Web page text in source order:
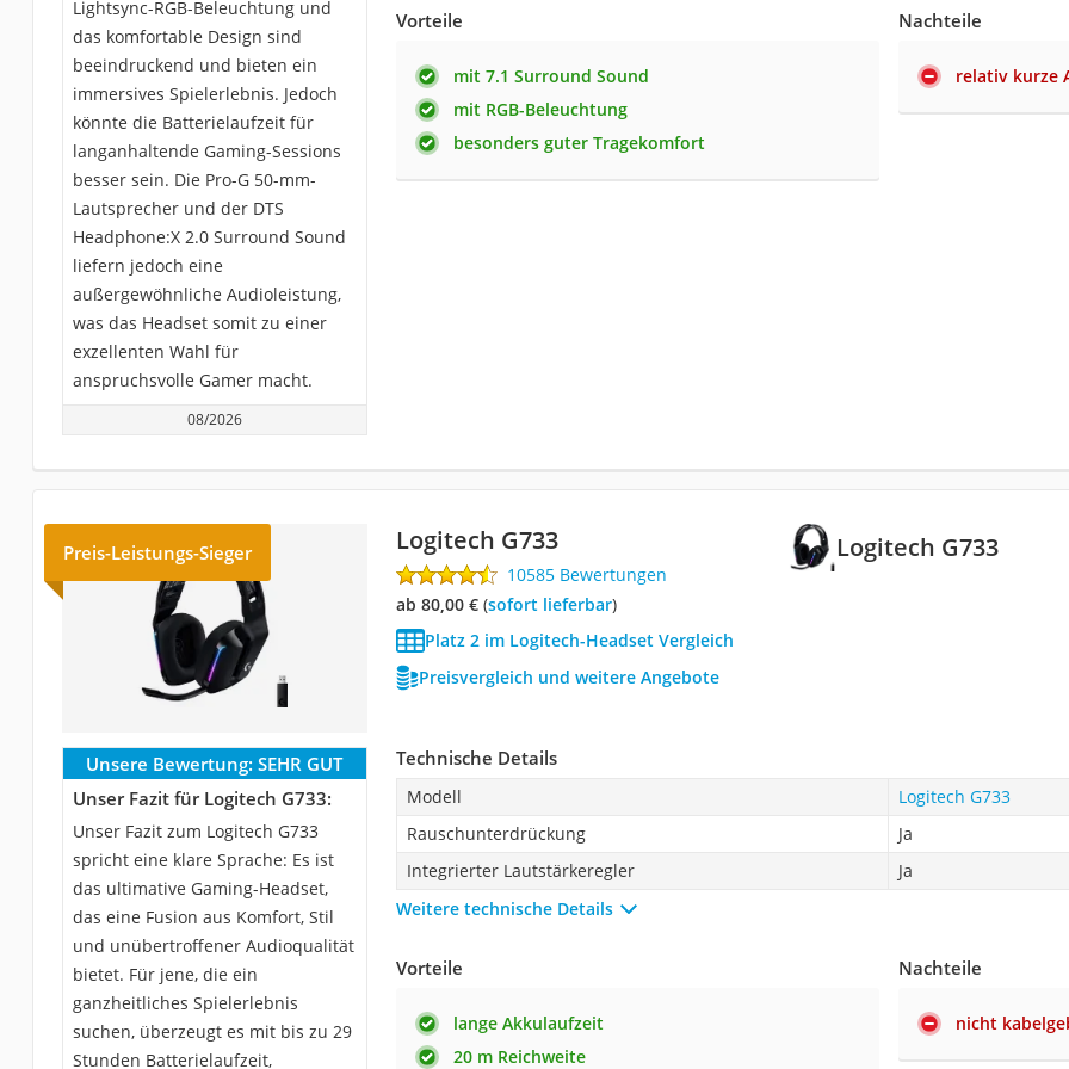
Lightsync-RGB-Beleuchtung und
das komfortable Design sind
beeindruckend und bieten ein
immersives Spielerlebnis. Jedoch
könnte die Batterielaufzeit für
langanhaltende Gaming-Sessions
besser sein. Die Pro-G 50-mm-
Lautsprecher und der DTS
Headphone:X 2.0 Surround Sound
liefern jedoch eine
außergewöhnliche Audioleistung,
was das Headset somit zu einer
exzellenten Wahl für
anspruchsvolle Gamer macht.
08/2026
Vorteile
mit 7.1 Surround Sound
mit RGB-Beleuchtung
besonders guter Tragekomfort
Nachteile
relativ kurze
Logitech G733
Preis-Leistungs-Sieger Logitech G733
10585 Bewertungen
ab 80,00 €( Sofort lieferbar)
Platz 2 im Logitech-Headset Vergleich
Preisvergleich und weitere Angebote
Unsere Bewertung: SEHR GUT
Unser Fazit für Logitech G733:
Unser Fazit zum Logitech G733
spricht eine klare Sprache: Es ist
das ultimative Gaming-Headset,
das eine Fusion aus Komfort, Stil
und unübertroffener Audioqualität
bietet. Für jene, die ein
ganzheitliches Spielerlebnis
suchen, überzeugt es mit bis zu 29
Stunden Batterielaufzeit,
Technische Details
Modell
Logitech G733
Rauschunterdrückung
Ja
Integrierter Lautstärkeregler
Ja
Weitere technische Details
Vorteile
lange Akkulaufzeit
20 m Reichweite
Nachteile
nicht